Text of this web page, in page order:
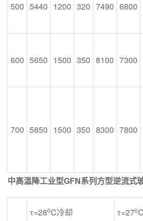
500 5440 1200 320 7490 6800
600 5650 1500 350 8100 7300
700 5850 1500 350 8300 7800
中高温降工业型GFN系列方型逆流式
τ=28oC冷却
τ=27o